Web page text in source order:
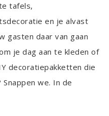
tafels,
en je alvast
gasten daar van gaan
je dag aan te kleden of
decoratiepakketten die
we. In de